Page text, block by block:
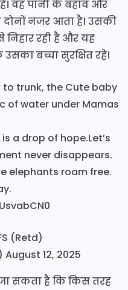
वह पानी के बहाव और
नजर आता है। उसकी
निहार रही है और यह
बच्चा सुरक्षित रहे।
trunk, the Cute baby
of water under Mamas
a drop of hope.Let’s
never disappears.
elephants roam free.
(Retd)
August 12, 2025
सकता है कि किस तरह